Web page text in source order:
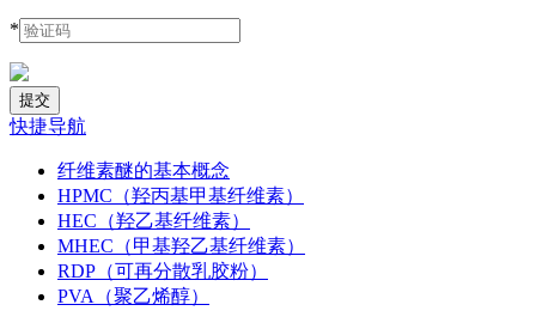
*
快捷导航
纤维素醚的基本概念
HPMC（羟丙基甲基纤维素）
HEC（羟乙基纤维素）
MHEC（甲基羟乙基纤维素）
RDP（可再分散乳胶粉）
PVA（聚乙烯醇）